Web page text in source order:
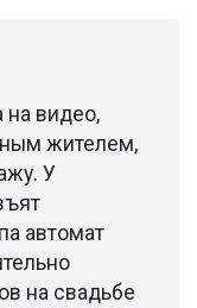
видео,
жителем,
У
автомат
на свадьбе